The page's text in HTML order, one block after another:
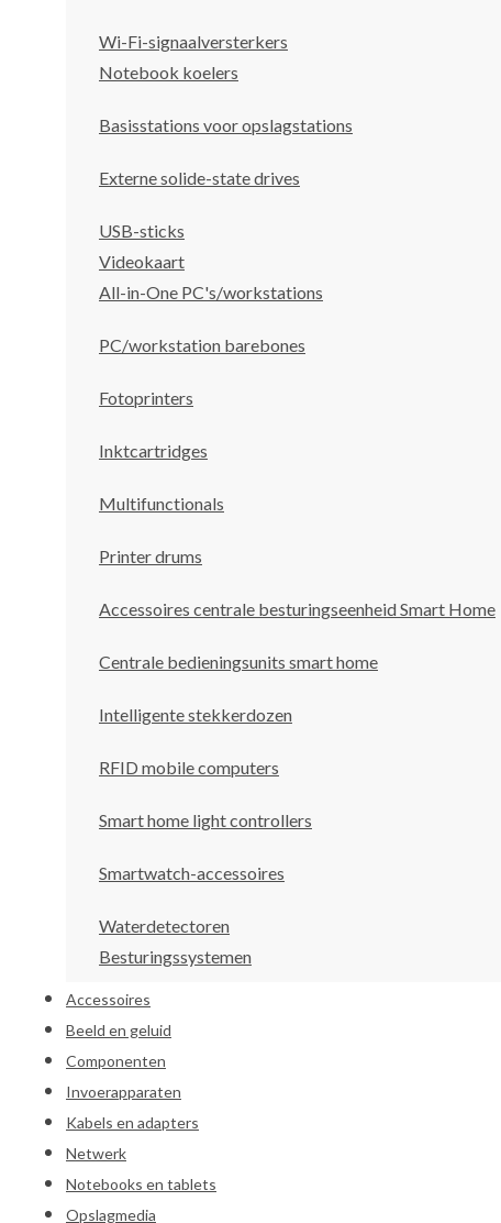
Wi-Fi-signaalversterkers
Notebook koelers
Basisstations voor opslagstations
Externe solide-state drives
USB-sticks
Videokaart
All-in-One PC's/workstations
PC/workstation barebones
Fotoprinters
Inktcartridges
Multifunctionals
Printer drums
Accessoires centrale besturingseenheid Smart Home
Centrale bedieningsunits smart home
Intelligente stekkerdozen
RFID mobile computers
Smart home light controllers
Smartwatch-accessoires
Waterdetectoren
Besturingssystemen
Accessoires
Beeld en geluid
Componenten
Invoerapparaten
Kabels en adapters
Netwerk
Notebooks en tablets
Opslagmedia